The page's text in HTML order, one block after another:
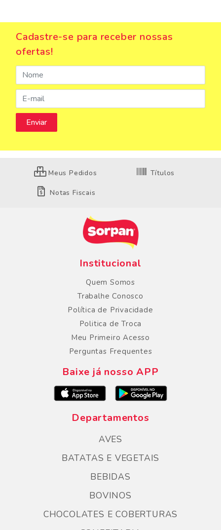
Cadastre-se para receber nossas
ofertas!
Meus Pedidos Títulos
Notas Fiscais
Institucional
Quem Somos
Trabalhe Conosco
Política de Privacidade
Politica de Troca
Meu Primeiro Acesso
Perguntas Frequentes
Baixe já nosso APP
Departamentos
AVES
BATATAS E VEGETAIS
BEBIDAS
BOVINOS
CHOCOLATES E COBERTURAS